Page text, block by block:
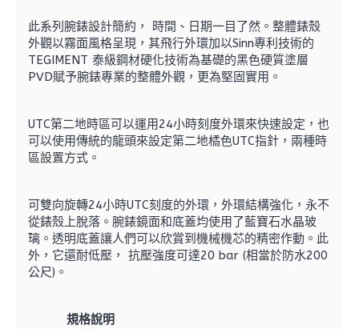
此系列腕錶設計簡約， 時間、日期一目了然。整體錶殼
外觀以霧面風格呈現，其飛行外環加以Sinn專利技術的
TEGIMENT 泰級鋼材硬化技術為基礎的黑色硬質塗層
PVD賦予腕錶專業的整體外觀，更為堅固實用。
UTC第二地時區可以運用24小時刻度外環來快速設定，也
可以使用傳統的龍頭來設定第二地橘色UTC指針，兩種時
區設置方式。
可雙向旋轉24小時UTC刻度的外環，外環結構強化，永不
從錶殼上脫落。腕錶鏡面和底蓋均使用了藍寶石水晶玻
璃。透明底蓋讓人們可以欣賞到機械機芯的精密作動。此
外，它還耐低壓， 抗壓強度可達20 bar (相當於防水200
公尺)。
規格說明